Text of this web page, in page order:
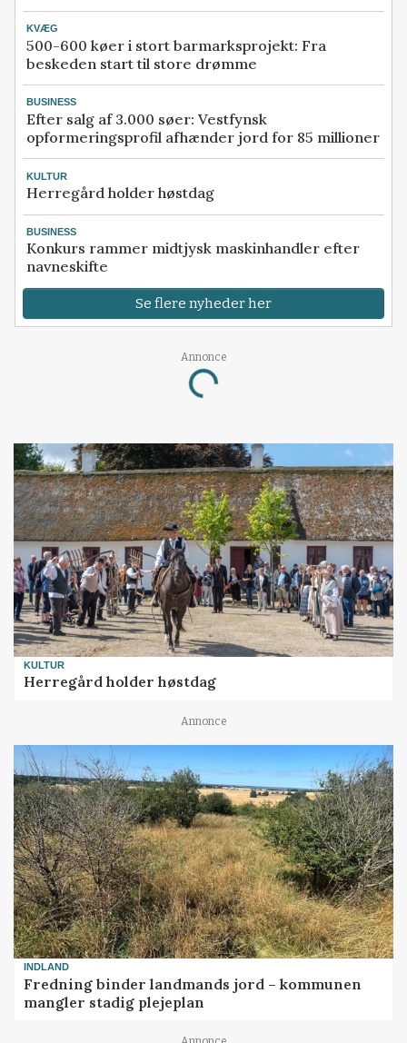
KVÆG
500-600 køer i stort barmarksprojekt: Fra
beskeden start til store drømme
BUSINESS
Efter salg af 3.000 søer: Vestfynsk
opformeringsprofil afhænder jord for 85 millioner
KULTUR
Herregård holder høstdag
BUSINESS
Konkurs rammer midtjysk maskinhandler efter
navneskifte
Se flere nyheder her
Annonce
Loading...
KULTUR
Herregård holder høstdag
Annonce
INDLAND
Fredning binder landmands jord – kommunen
mangler stadig plejeplan